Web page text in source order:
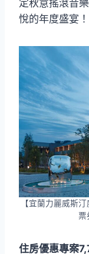
定秋意搖滾音
悅的年度盛宴！
【宜蘭力麗威斯
票
住房優惠專案